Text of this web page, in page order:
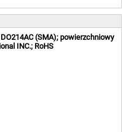
(SMA); powierzchniowy
INC.; RoHS